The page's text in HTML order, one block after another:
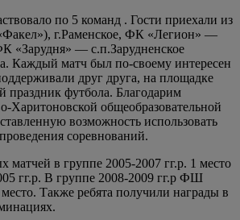
по 5 команд . Гости приехали из
г.Раменское, ФК «Легион» —
«Зарудня» — c.п.Зарудненское
Каждый матч был по-своему интересен
друг друга, на площадке
праздник футбола. Благодарим
Харитоновской общеобразовательной
возможность использовать
соревнований.
матчей в группе 2005-2007 гг.р. 1 место
гг.р. В группе 2008-2009 гг.р ФШ
Также ребята получили награды в